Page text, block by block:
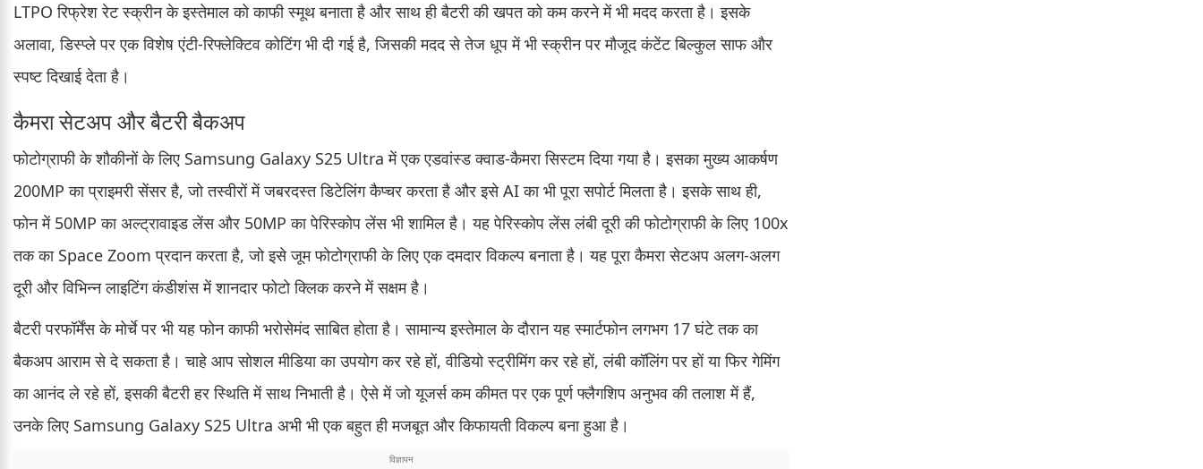
LTPO रिफ्रेश रेट स्क्रीन के इस्तेमाल को काफी स्मूथ बनाता है और साथ ही बैटरी की खपत को कम करने में भी मदद करता है। इसके
अलावा, डिस्प्ले पर एक विशेष एंटी-रिफ्लेक्टिव कोटिंग भी दी गई है, जिसकी मदद से तेज धूप में भी स्क्रीन पर मौजूद कंटेंट बिल्कुल साफ और
स्पष्ट दिखाई देता है।
कैमरा सेटअप और बैटरी बैकअप
फोटोग्राफी के शौकीनों के लिए Samsung Galaxy S25 Ultra में एक एडवांस्ड क्वाड-कैमरा सिस्टम दिया गया है। इसका मुख्य आकर्षण
200MP का प्राइमरी सेंसर है, जो तस्वीरों में जबरदस्त डिटेलिंग कैप्चर करता है और इसे AI का भी पूरा सपोर्ट मिलता है। इसके साथ ही,
फोन में 50MP का अल्ट्रावाइड लेंस और 50MP का पेरिस्कोप लेंस भी शामिल है। यह पेरिस्कोप लेंस लंबी दूरी की फोटोग्राफी के लिए 100x
तक का Space Zoom प्रदान करता है, जो इसे जूम फोटोग्राफी के लिए एक दमदार विकल्प बनाता है। यह पूरा कैमरा सेटअप अलग-अलग
दूरी और विभिन्न लाइटिंग कंडीशंस में शानदार फोटो क्लिक करने में सक्षम है।
बैटरी परफॉर्मेंस के मोर्चे पर भी यह फोन काफी भरोसेमंद साबित होता है। सामान्य इस्तेमाल के दौरान यह स्मार्टफोन लगभग 17 घंटे तक का
बैकअप आराम से दे सकता है। चाहे आप सोशल मीडिया का उपयोग कर रहे हों, वीडियो स्ट्रीमिंग कर रहे हों, लंबी कॉलिंग पर हों या फिर गेमिंग
का आनंद ले रहे हों, इसकी बैटरी हर स्थिति में साथ निभाती है। ऐसे में जो यूजर्स कम कीमत पर एक पूर्ण फ्लैगशिप अनुभव की तलाश में हैं,
उनके लिए Samsung Galaxy S25 Ultra अभी भी एक बहुत ही मजबूत और किफायती विकल्प बना हुआ है।